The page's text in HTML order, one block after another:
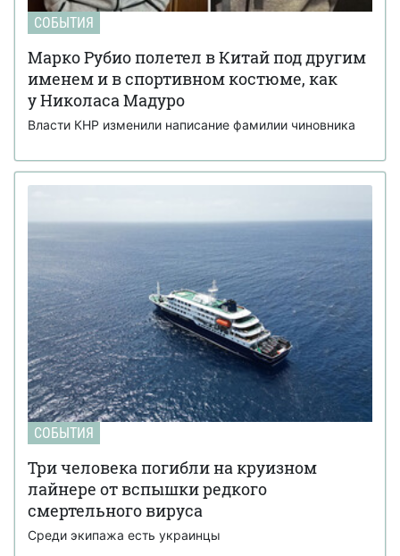
СОБЫТИЯ
Марко Рубио полетел в Китай под другим
именем и в спортивном костюме, как
у Николаса Мадуро
Власти КНР изменили написание фамилии чиновника
СОБЫТИЯ
Три человека погибли на круизном
лайнере от вспышки редкого
смертельного вируса
Среди экипажа есть украинцы